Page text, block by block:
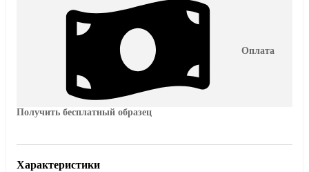
Получить бесплатный образец
Оплата
Характеристики